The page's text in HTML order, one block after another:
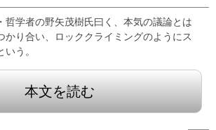
哲学者の野矢茂樹氏曰く、本気の議論とは
かり合い、ロッククライミングのようにス
う。
本文を読む